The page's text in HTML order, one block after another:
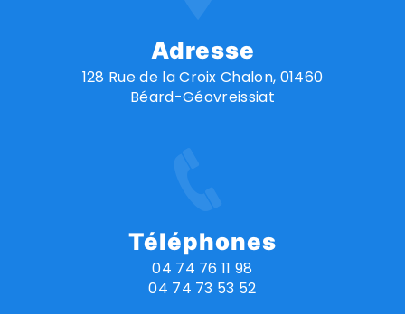
Adresse
128 Rue de la Croix Chalon, 01460
Béard-Géovreissiat
Téléphones
04 74 76 11 98
04 74 73 53 52